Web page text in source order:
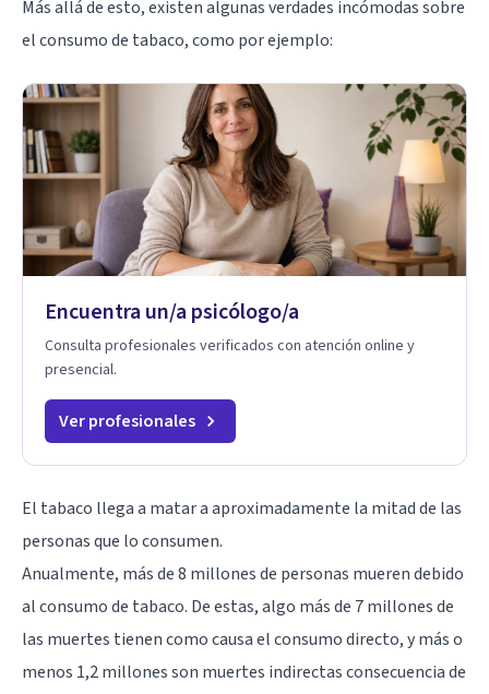
Más allá de esto, existen algunas verdades incómodas sobre
el consumo de tabaco, como por ejemplo:
Encuentra un/a psicólogo/a
Consulta profesionales verificados con atención online y
presencial.
Ver profesionales
El tabaco llega a matar a aproximadamente la mitad de las
personas que lo consumen.
Anualmente, más de 8 millones de personas mueren debido
al consumo de tabaco. De estas, algo más de 7 millones de
las muertes tienen como causa el consumo directo, y más o
menos 1,2 millones son muertes indirectas consecuencia de